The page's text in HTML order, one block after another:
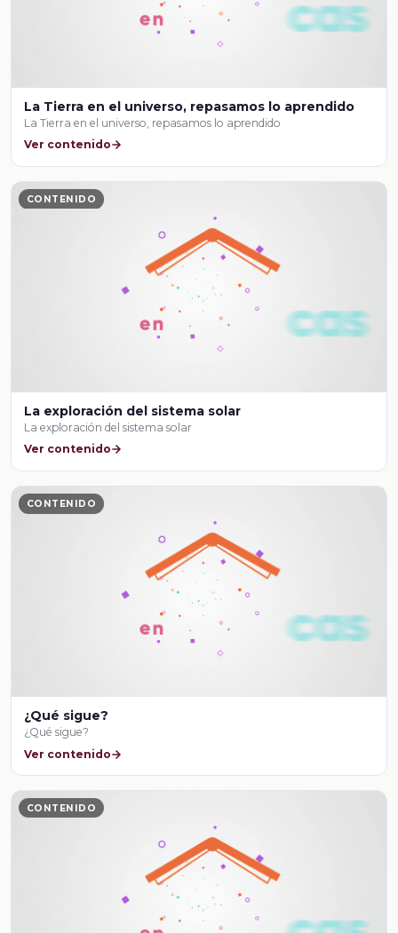
La Tierra en el universo, repasamos lo aprendido
La Tierra en el universo, repasamos lo aprendido
Ver contenido
CONTENIDO
La exploración del sistema solar
La exploración del sistema solar
Ver contenido
CONTENIDO
¿Qué sigue?
¿Qué sigue?
Ver contenido
CONTENIDO